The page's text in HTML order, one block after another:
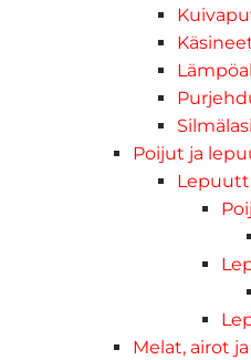
Poijut ja
Melat, airot